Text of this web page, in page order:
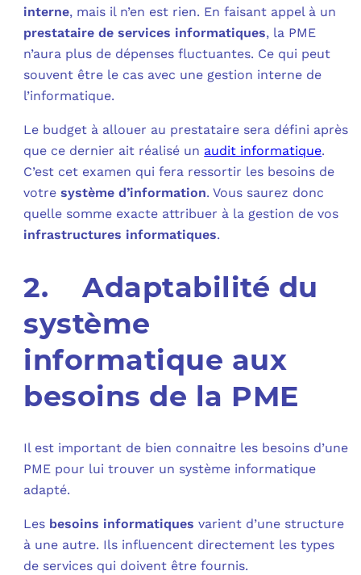
interne, mais il n’en est rien. En faisant appel à un
prestataire de services informatiques, la PME
n’aura plus de dépenses fluctuantes. Ce qui peut
souvent être le cas avec une gestion interne de
l’informatique.
Le budget à allouer au prestataire sera défini après
que ce dernier ait réalisé un audit informatique.
C’est cet examen qui fera ressortir les besoins de
votresystème d’information. Vous saurez donc
quelle somme exacte attribuer à la gestion de vos
infrastructures informatiques.
2. Adaptabilité du
système
informatique aux
besoins de la PME
Il est important de bien connaitre les besoins d’une
PME pour lui trouver un système informatique
adapté.
Les besoins informatiques varient d’une structure
à une autre. Ils influencent directement les types
de services qui doivent être fournis.